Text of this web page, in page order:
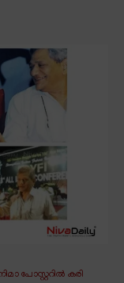
പോസ്റ്ററിൽ കരി